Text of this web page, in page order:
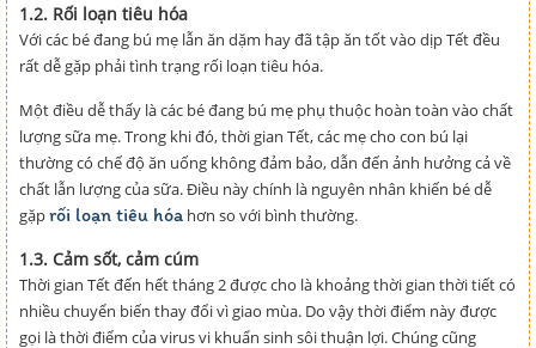
1.2. Rối loạn tiêu hóa
Với các bé đang bú mẹ lẫn ăn dặm hay đã tập ăn tốt vào dịp Tết đều
rất dễ gặp phải tình trạng rối loạn tiêu hóa.
Một điều dễ thấy là các bé đang bú mẹ phụ thuộc hoàn toàn vào chất
lượng sữa mẹ. Trong khi đó, thời gian Tết, các mẹ cho con bú lại
thường có chế độ ăn uống không đảm bảo, dẫn đến ảnh hưởng cả về
chất lẫn lượng của sữa. Điều này chính là nguyên nhân khiến bé dễ
gặprối loạn tiêu hóa hơn so với bình thường.
1.3. Cảm sốt, cảm cúm
Thời gian Tết đến hết tháng 2 được cho là khoảng thời gian thời tiết có
nhiều chuyển biến thay đổi vì giao mùa. Do vậy thời điểm này được
gọi là thời điểm của virus vi khuẩn sinh sôi thuận lợi. Chúng cũng